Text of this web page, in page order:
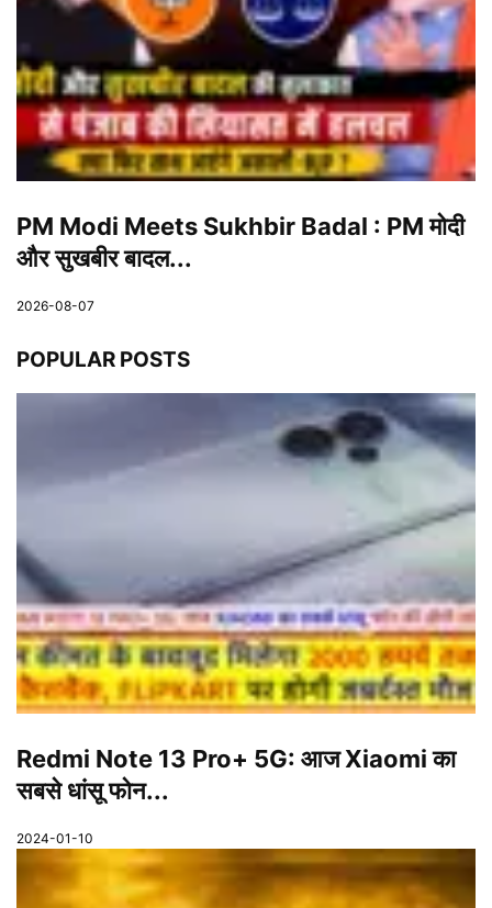
PM Modi Meets Sukhbir Badal : PM मोदी
और सुखबीर बादल...
2026-08-07
POPULAR POSTS
Redmi Note 13 Pro+ 5G: आज Xiaomi का
सबसे धांसू फोन...
2024-01-10